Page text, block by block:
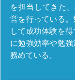
を担当してきた
営を行っている
して成功体験を
に勉強効率や勉
務めている。